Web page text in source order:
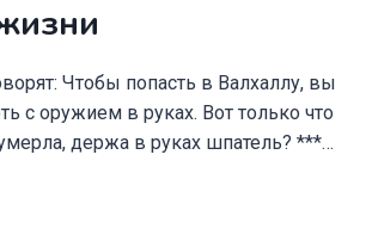
Чтобы попасть в Валхаллу, вы
с оружием в руках. Вот только что
держа в руках шпатель? ***…